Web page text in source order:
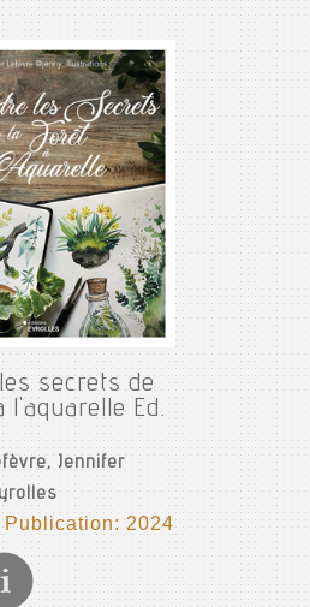
secrets de
l'aquarelle Ed.
Jennifer
Publication: 2024